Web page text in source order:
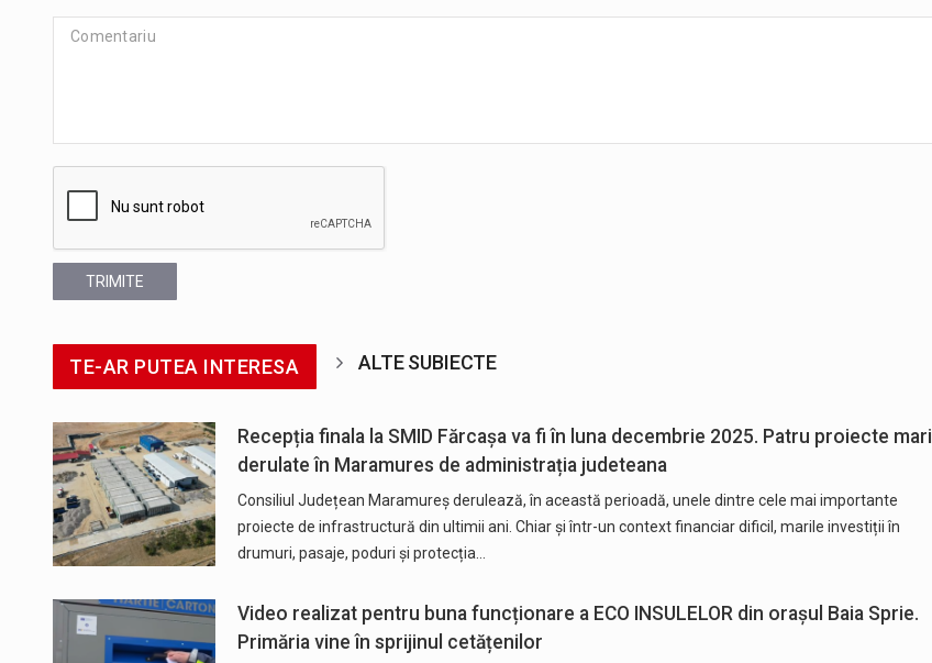
TRIMITE
TE-AR PUTEA INTERESA ALTE SUBIECTE
Recepția finala la SMID Fărcașa va fi în luna decembrie 2025. Patru proiecte mari
derulate în Maramures de administrația judeteana
Consiliul Județean Maramureș derulează, în această perioadă, unele dintre cele mai importante
proiecte de infrastructură din ultimii ani. Chiar și într-un context financiar dificil, marile investiții în
drumuri, pasaje, poduri și protecția…
Video realizat pentru buna funcționare a ECO INSULELOR din orașul Baia Sprie.
Primăria vine în sprijinul cetățenilor